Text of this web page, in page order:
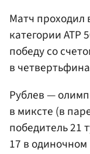
Матч проходил
категории ATP
победу со
в
Рублев —
в миксте (в
победитель 21
17 в одиночном